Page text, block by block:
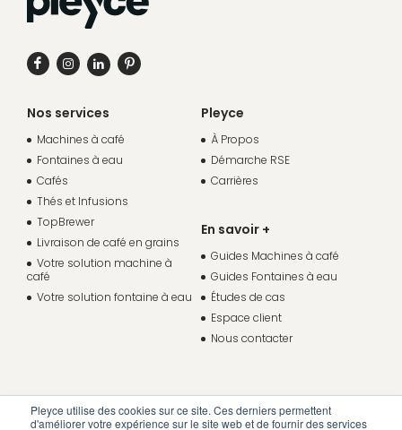
Pleyce utilise des cookies sur ce site. Ces derniers permettent
d'améliorer votre expérience sur le site web et de fournir des services
Nos services
Machines à café
Fontaines à eau
Cafés
Thés et Infusions
TopBrewer
Livraison de café en grains
Votre solution machine à
café
Votre solution fontaine à eau
Pleyce
À Propos
Démarche RSE
Carrières
En savoir +
Guides Machines à café
Guides Fontaines à eau
Études de cas
Espace client
Nous contacter